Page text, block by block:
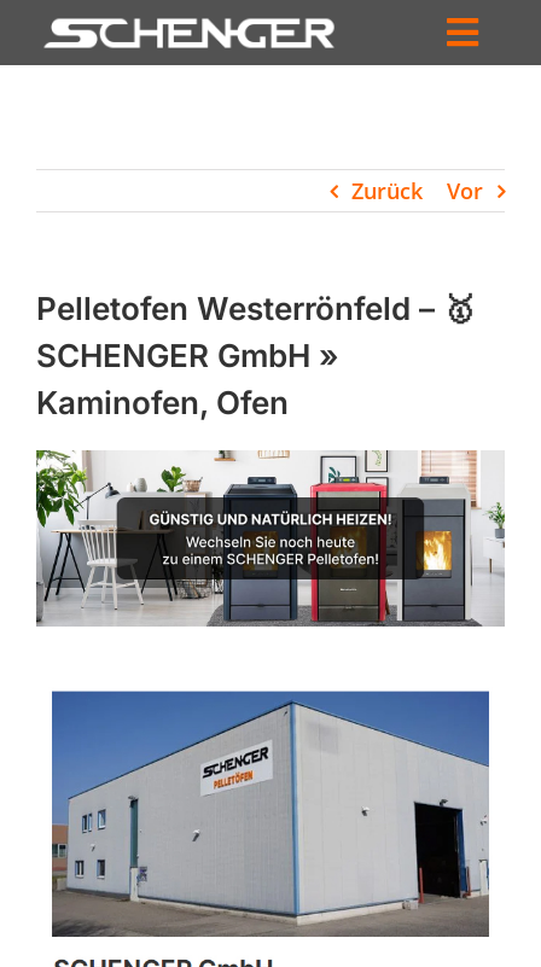
Inhalt
HÄNDLERSUCHE
UNTERNEHMEN
PROFIL
WARENKORB
PRODUCTS
SEARCH
Zurück Vor
Pelletofen Westerrönfeld – 🥇
SCHENGER GmbH »
Kaminofen, Ofen